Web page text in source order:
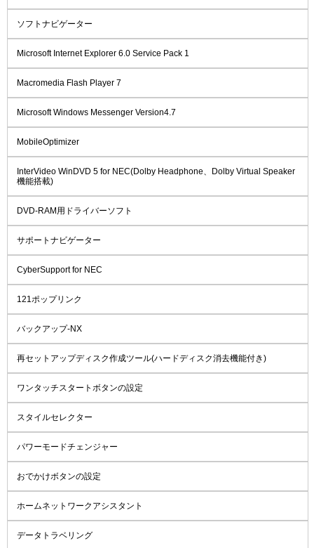
ソフトナビゲーター
Microsoft Internet Explorer 6.0 Service Pack 1
Macromedia Flash Player 7
Microsoft Windows Messenger Version4.7
MobileOptimizer
InterVideo WinDVD 5 for NEC(Dolby Headphone、Dolby Virtual Speaker
機能搭載)
DVD-RAM用ドライバーソフト
サポートナビゲーター
CyberSupport for NEC
121ポップリンク
バックアップ-NX
再セットアップディスク作成ツール(ハードディスク消去機能付き)
ワンタッチスタートボタンの設定
スタイルセレクター
パワーモードチェンジャー
おでかけボタンの設定
ホームネットワークアシスタント
データトラベリング